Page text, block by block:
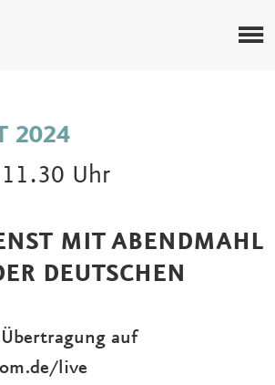
2024
Uhr
MIT ABENDMAHL
DEUTSCHEN
auf
live